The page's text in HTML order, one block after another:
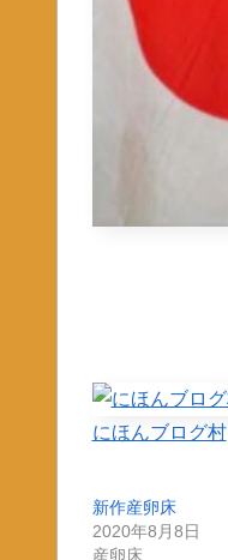
にほんブログ村
新作産卵床
2020年8月8日
産卵床